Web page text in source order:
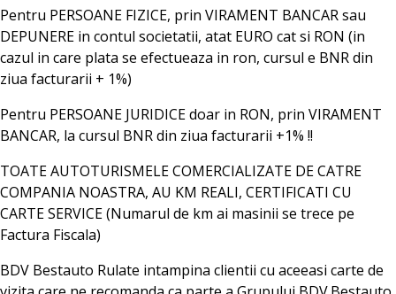
Pentru PERSOANE FIZICE, prin VIRAMENT BANCAR sau
DEPUNERE in contul societatii, atat EURO cat si RON (in
cazul in care plata se efectueaza in ron, cursul e BNR din
ziua facturarii + 1%)
Pentru PERSOANE JURIDICE doar in RON, prin VIRAMENT
BANCAR, la cursul BNR din ziua facturarii +1% !!
TOATE AUTOTURISMELE COMERCIALIZATE DE CATRE
COMPANIA NOASTRA, AU KM REALI, CERTIFICATI CU
CARTE SERVICE (Numarul de km ai masinii se trece pe
Factura Fiscala)
BDV Bestauto Rulate intampina clientii cu aceeasi carte de